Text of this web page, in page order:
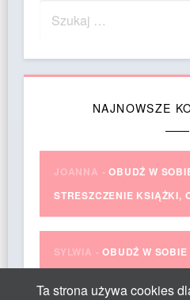
NAJNOWSZE
JOANNA -OBUDŹ W
STRESZCZENIE KSIĄŻKI,
SYLWIA -OBUDŹ W
Ta strona używa cookies